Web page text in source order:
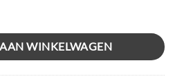
WINKELWAGEN